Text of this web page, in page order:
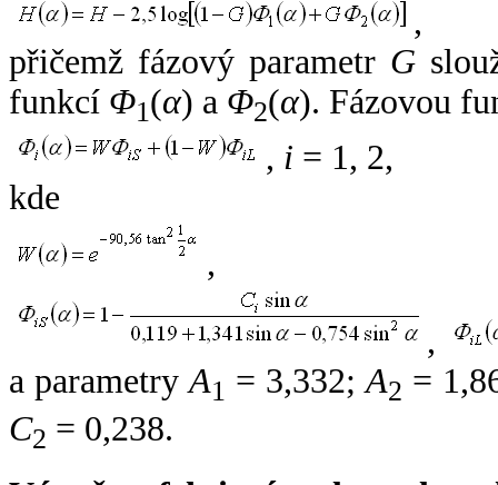
,
přičemž fázový parametr G
funkcí Φ1(α) a Φ2(α). Fázovou
, i = 1, 2,
kde
,
,
a parametryA1 = 3,332;A2 =
C2 = 0,238.